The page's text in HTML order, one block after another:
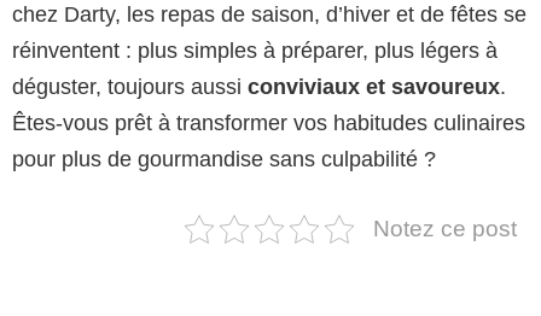
chez Darty, les repas de saison, d’hiver et de fêtes se
réinventent : plus simples à préparer, plus légers à
déguster, toujours aussi conviviaux et savoureux.
Êtes-vous prêt à transformer vos habitudes culinaires
pour plus de gourmandise sans culpabilité ?
Notez ce post